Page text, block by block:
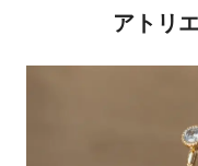
アトリ